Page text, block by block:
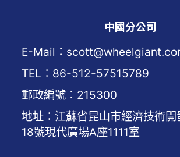
中國分公司
E-Mail：
TEL：86-512-57515789
郵政編號：215300
地址：江蘇省昆山市經濟技術開
18號現代廣場A座1111室